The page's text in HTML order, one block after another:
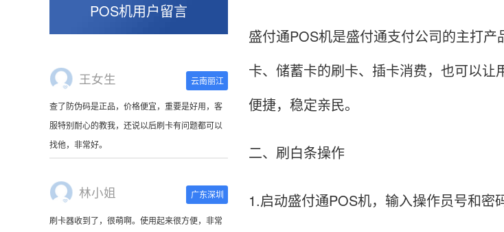
POS机用户留言
王女生 云南丽江
查了防伪码是正品，价格便宜，重要是好用，客
服特别耐心的教我，还说以后刷卡有问题都可以
找他，非常好。
林小姐 广东深圳
刷卡器收到了，很萌啊。使用起来很方便，非常
盛付通POS机是盛付通支付公司的主打
卡、储蓄卡的刷卡、插卡消费，也可以
便捷，稳定亲民。
二、刷白条操作
1.启动盛付通POS机，输入操作员号和密